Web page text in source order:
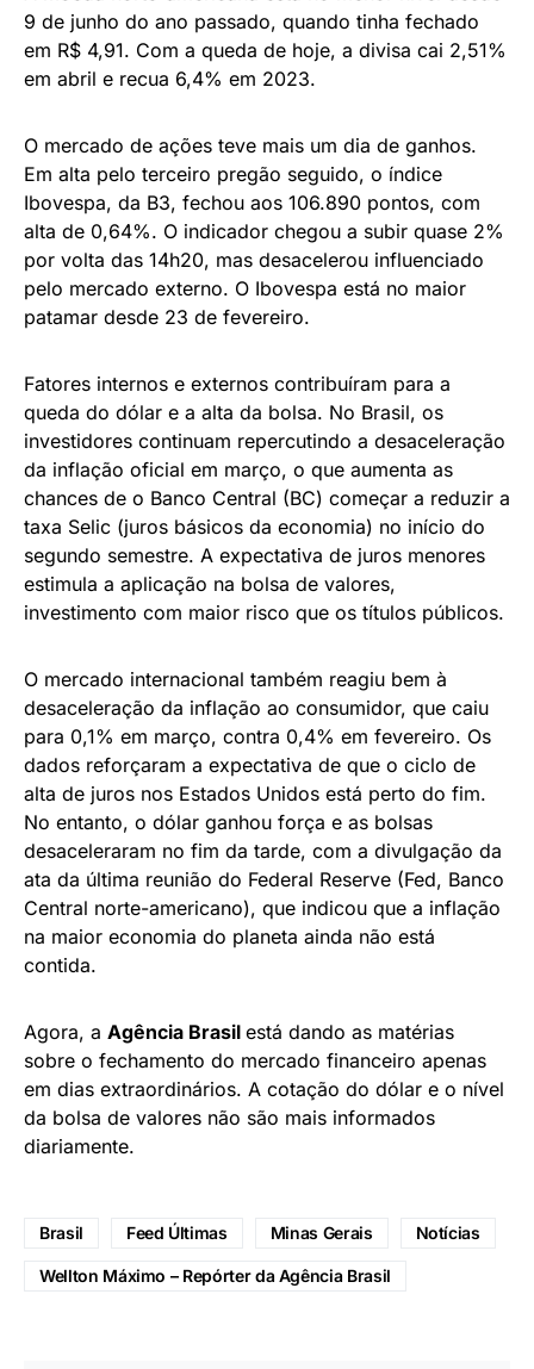
9 de junho do ano passado, quando tinha fechado
em R$ 4,91. Com a queda de hoje, a divisa cai 2,51%
em abril e recua 6,4% em 2023.
O mercado de ações teve mais um dia de ganhos.
Em alta pelo terceiro pregão seguido, o índice
Ibovespa, da B3, fechou aos 106.890 pontos, com
alta de 0,64%. O indicador chegou a subir quase 2%
por volta das 14h20, mas desacelerou influenciado
pelo mercado externo. O Ibovespa está no maior
patamar desde 23 de fevereiro.
Fatores internos e externos contribuíram para a
queda do dólar e a alta da bolsa. No Brasil, os
investidores continuam repercutindo a desaceleração
da inflação oficial em março, o que aumenta as
chances de o Banco Central (BC) começar a reduzir a
taxa Selic (juros básicos da economia) no início do
segundo semestre. A expectativa de juros menores
estimula a aplicação na bolsa de valores,
investimento com maior risco que os títulos públicos.
O mercado internacional também reagiu bem à
desaceleração da inflação ao consumidor, que caiu
para 0,1% em março, contra 0,4% em fevereiro. Os
dados reforçaram a expectativa de que o ciclo de
alta de juros nos Estados Unidos está perto do fim.
No entanto, o dólar ganhou força e as bolsas
desaceleraram no fim da tarde, com a divulgação da
ata da última reunião do Federal Reserve (Fed, Banco
Central norte-americano), que indicou que a inflação
na maior economia do planeta ainda não está
contida.
Agora, a Agência Brasil está dando as matérias
sobre o fechamento do mercado financeiro apenas
em dias extraordinários. A cotação do dólar e o nível
da bolsa de valores não são mais informados
diariamente.
Brasil Feed Últimas Minas Gerais Notícias
Wellton Máximo – Repórter da Agência Brasil